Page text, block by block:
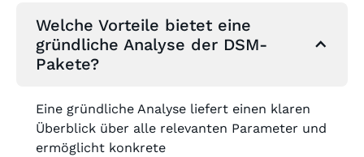
Welche Vorteile bietet eine
gründliche Analyse der DSM-
Pakete?
Eine gründliche Analyse liefert einen klaren
Überblick über alle relevanten Parameter und
ermöglicht konkrete